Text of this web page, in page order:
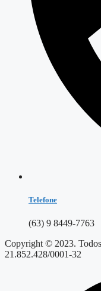
Telefone
(63) 9 8449-7763
Copyright © 2023.
21.852.428/0001-32